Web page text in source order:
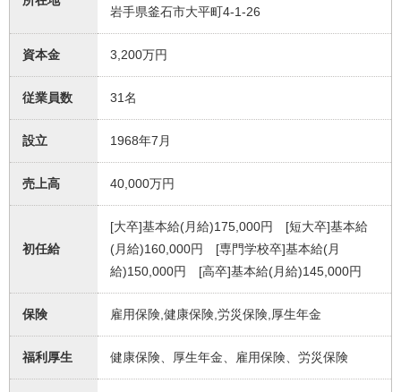
岩手県釜石市大平町4-1-26
資本金 3,200万円
従業員数 31名
設立 1968年7月
売上高 40,000万円
初任給
[大卒]基本給(月給)175,000円 [短大卒]基本給
(月給)160,000円 [専門学校卒]基本給(月
給)150,000円 [高卒]基本給(月給)145,000円
保険 雇用保険,健康保険,労災保険,厚生年金
福利厚生 健康保険、厚生年金、雇用保険、労災保険